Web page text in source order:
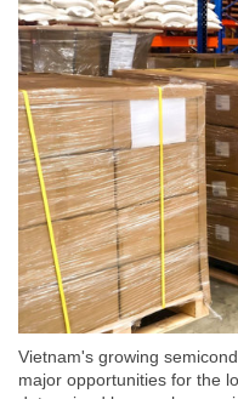
Vietnam's growing
major opportunities for the